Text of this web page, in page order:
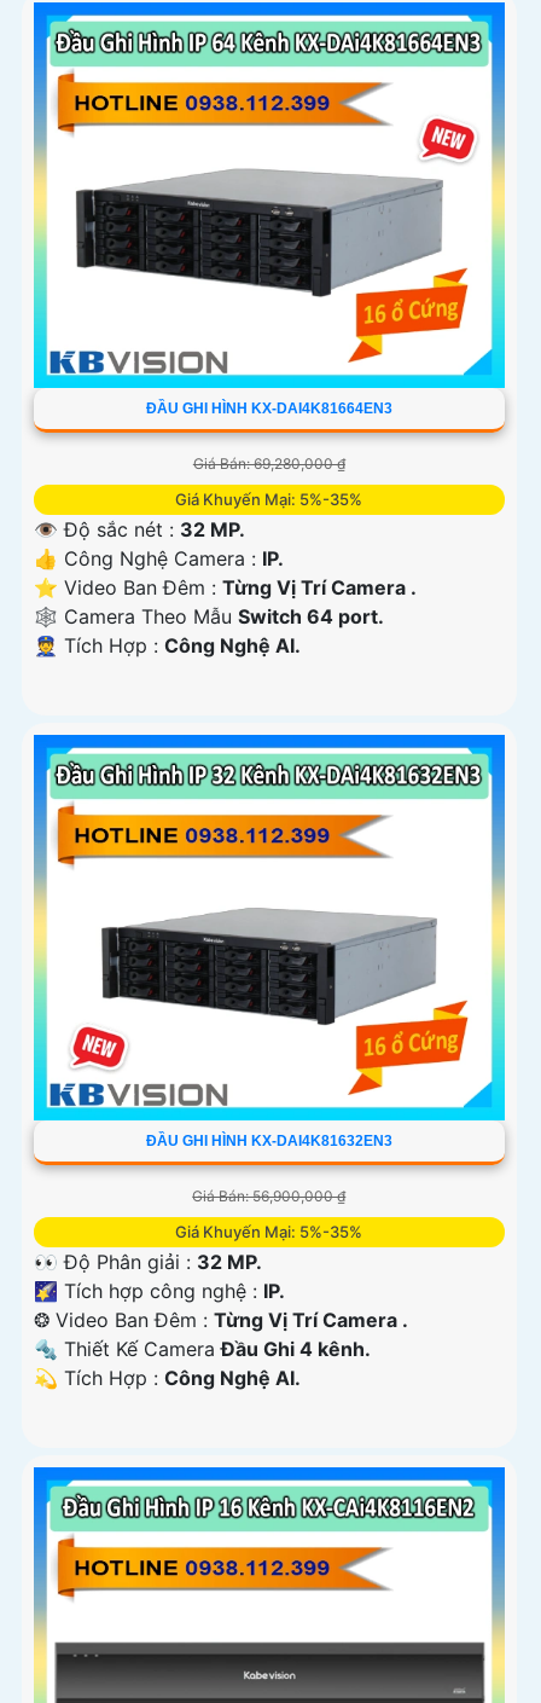
ĐẦU GHI HÌNH KX-DAI4K81664EN3
Giá Bán: 69,280,000 ₫
Giá Khuyến Mại: 5%-35%
👁 Độ sắc nét : 32 MP.
👍 Công Nghệ Camera : IP.
⭐ Video Ban Đêm : Từng Vị Trí Camera .
🕸️ Camera Theo Mẫu Switch 64 port.
️👮 Tích Hợp : Công Nghệ AI.
ĐẦU GHI HÌNH KX-DAI4K81632EN3
Giá Bán: 56,900,000 ₫
Giá Khuyến Mại: 5%-35%
👀 Độ Phân giải : 32 MP.
🌠 Tích hợp công nghệ : IP.
❂ Video Ban Đêm : Từng Vị Trí Camera .
🔩 Thiết Kế CameraĐầu Ghi 4 kênh.
️💫 Tích Hợp : Công Nghệ AI.